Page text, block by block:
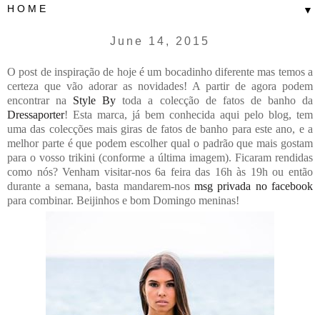
▼
June 14, 2015
O post de inspiração de hoje é um bocadinho diferente mas temos a
certeza que vão adorar as novidades! A partir de agora podem
encontrar na Style By toda a colecção de fatos de banho da
Dressaporter! Esta marca, já bem conhecida aqui pelo blog, tem
uma das colecções mais giras de fatos de banho para este ano, e a
melhor parte é que podem escolher qual o padrão que mais gostam
para o vosso trikini (conforme a última imagem). Ficaram rendidas
como nós? Venham visitar-nos 6a feira das 16h às 19h ou então
durante a semana, basta mandarem-nos msg privada no facebook
para combinar. Beijinhos e bom Domingo meninas!